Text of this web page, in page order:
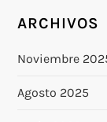
ARCHIVOS
Noviembre
Agosto 2025